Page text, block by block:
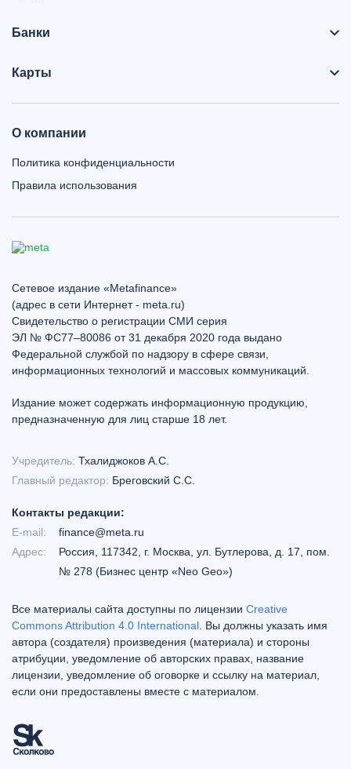
Банки
Карты
О компании
Политика конфиденциальности
Правила использования
Сетевое издание «Metafinance»
(адрес в сети Интернет - meta.ru)
Свидетельство о регистрации СМИ серия
ЭЛ № ФС77–80086 от 31 декабря 2020 года выдано
Федеральной службой по надзору в сфере связи,
информационных технологий и массовых коммуникаций.
Издание может содержать информационную продукцию,
предназначенную для лиц старше 18 лет.
Учредитель: Тхалиджоков А.С.
Главный редактор: Бреговский С.С.
Контакты редакции:
E-mail:
finance@meta.ru
Адрес:
Россия, 117342, г. Москва, ул. Бутлерова, д. 17, пом.
№ 278 (Бизнес центр «Neo Geo»)
Все материалы сайта доступны по лицензии Creative
Commons Attribution 4.0 International . Вы должны указать имя
автора (создателя) произведения (материала) и стороны
атрибуции, уведомление об авторских правах, название
лицензии, уведомление об оговорке и ссылку на материал,
если они предоставлены вместе с материалом.